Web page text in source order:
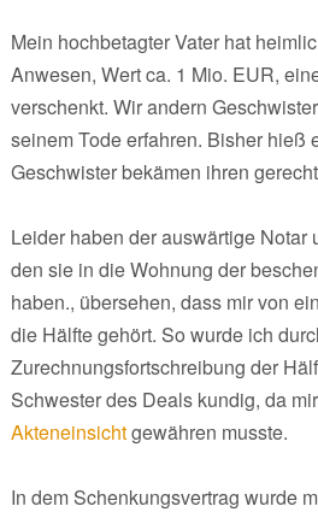
Mein hochbetagter Vater hat
Anwesen, Wert ca. 1 Mio. EUR,
verschenkt. Wir andern
seinem Tode erfahren. Bisher hieß
Geschwister bekämen ihren
Leider haben der auswärtige Notar
den sie in die Wohnung der
haben., übersehen, dass mir von
die Hälfte gehört. So wurde ich
Zurechnungsfortschreibung der
Schwester des Deals kundig, da
Akteneinsichtgewähren musste.
In dem Schenkungsvertrag wurde